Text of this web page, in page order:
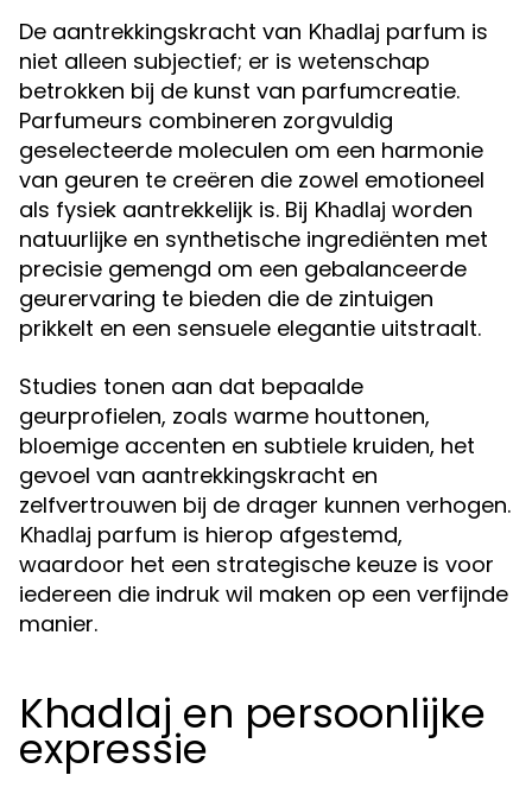
De aantrekkingskracht van Khadlaj parfum is
niet alleen subjectief; er is wetenschap
betrokken bij de kunst van parfumcreatie.
Parfumeurs combineren zorgvuldig
geselecteerde moleculen om een harmonie
van geuren te creëren die zowel emotioneel
als fysiek aantrekkelijk is. Bij Khadlaj worden
natuurlijke en synthetische ingrediënten met
precisie gemengd om een gebalanceerde
geurervaring te bieden die de zintuigen
prikkelt en een sensuele elegantie uitstraalt.
Studies tonen aan dat bepaalde
geurprofielen, zoals warme houttonen,
bloemige accenten en subtiele kruiden, het
gevoel van aantrekkingskracht en
zelfvertrouwen bij de drager kunnen verhogen.
Khadlaj parfum is hierop afgestemd,
waardoor het een strategische keuze is voor
iedereen die indruk wil maken op een verfijnde
manier.
Khadlaj en persoonlijke
expressie